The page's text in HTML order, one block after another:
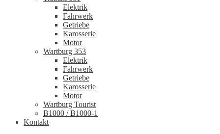
Elektrik
Fahrwerk
Getriebe
Karosserie
Motor
Wartburg 353
Elektrik
Fahrwerk
Getriebe
Karosserie
Motor
Wartburg Tourist
B1000 / B1000-1
Kontakt